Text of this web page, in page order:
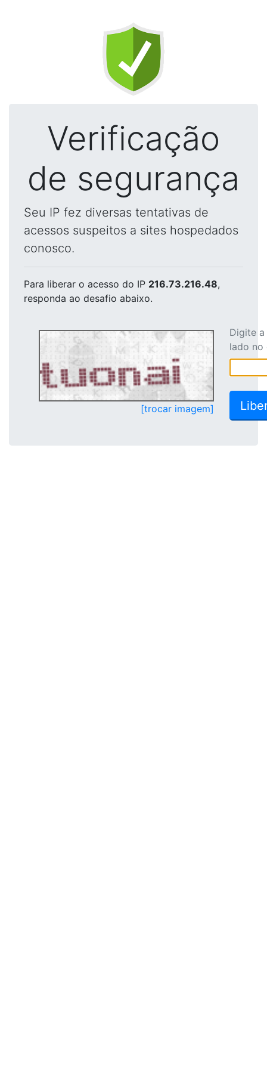
Verificação
de segurança
Seu IP fez diversas tentativas de
acessos suspeitos a sites hospedados
conosco.
Para liberar o acesso do IP 216.73.216.48,
responda ao desafio abaixo.
[trocar imagem]
Digite
lado no